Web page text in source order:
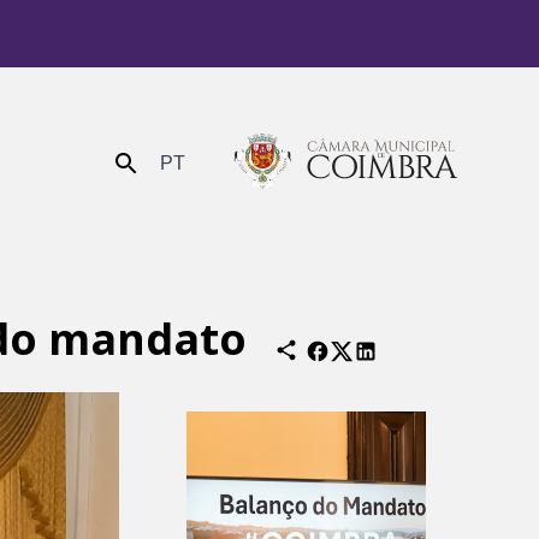
Enviar PT
mandato